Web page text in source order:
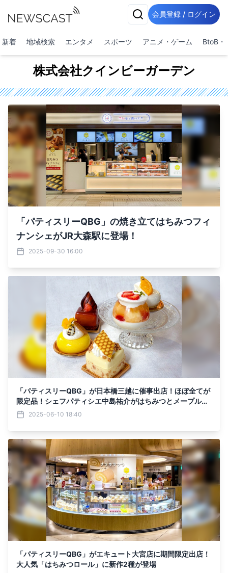
会員登録 / ログイン
新着 地域検索 エンタメ スポーツ アニメ・ゲーム BtoB・
株式会社クインビーガーデン
「パティスリーQBG」の焼き立てはちみつフィ
ナンシェがJR大森駅に登場！
2025-09-30 16:00
「パティスリーQBG」が日本橋三越に催事出店！ほぼ全てが
限定品！シェフパティシエ中島祐介がはちみつとメープルの
世界を表現した新作スイーツが目白押し
2025-06-10 18:40
「パティスリーQBG」がエキュート大宮店に期間限定出店！
大人気「はちみつロール」に新作2種が登場